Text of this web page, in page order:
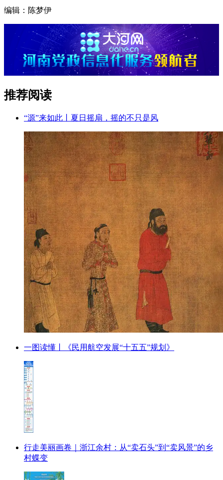
编辑：陈梦伊
推荐阅读
“源”来如此丨夏日摇扇，摇的不只是风
一图读懂丨《民用航空发展“十五五”规划》
行走美丽画卷｜浙江余村：从“卖石头”到“卖风景”的乡
村蝶变